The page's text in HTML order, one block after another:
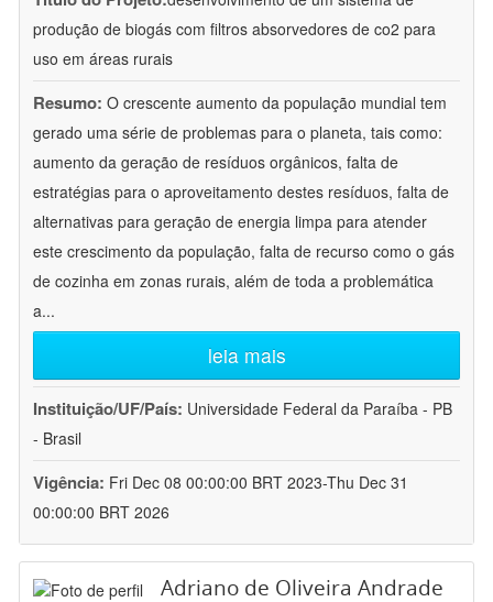
produção de biogás com filtros absorvedores de co2 para
uso em áreas rurais
Resumo: O crescente aumento da população mundial tem
gerado uma série de problemas para o planeta, tais como:
aumento da geração de resíduos orgânicos, falta de
estratégias para o aproveitamento destes resíduos, falta de
alternativas para geração de energia limpa para atender
este crescimento da população, falta de recurso como o gás
de cozinha em zonas rurais, além de toda a problemática
a...
leia mais
Instituição/UF/País: Universidade Federal da Paraíba - PB
- Brasil
Vigência: Fri Dec 08 00:00:00 BRT 2023-Thu Dec 31
00:00:00 BRT 2026
Adriano de Oliveira Andrade